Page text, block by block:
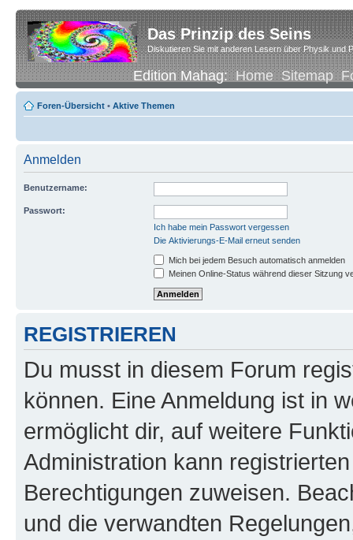
Das Prinzip des Seins
Diskutieren Sie mit anderen Lesern über Physik und
Edition Mahag:Home Sitemap
Foren-Übersicht • Aktive Themen
Anmelden
Benutzername:
Passwort:
Ich habe mein Passwort vergessen
Die Aktivierungs-E-Mail erneut senden
Mich bei jedem Besuch automatisch anmelden
Meinen Online-Status während dieser Sitzung
REGISTRIEREN
Du musst in diesem Forum
können. Eine Anmeldung ist in
ermöglicht dir, auf weitere
Administration kann
Berechtigungen zuweisen.
und die verwandten